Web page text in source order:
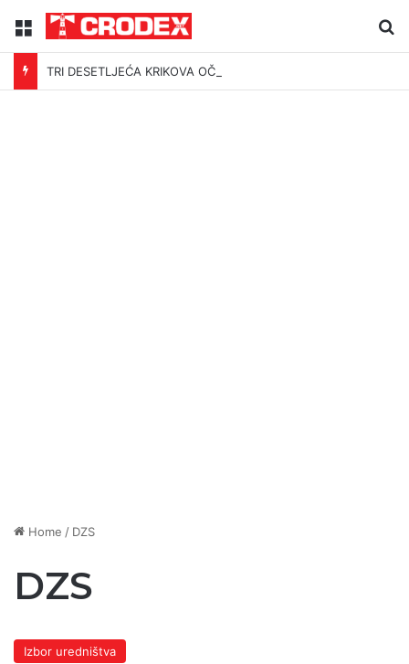
Menu
TRI DESETLJEĆA KRIKOVA OČAJNIKA
Home / DZS
DZS
Izbor uredništva